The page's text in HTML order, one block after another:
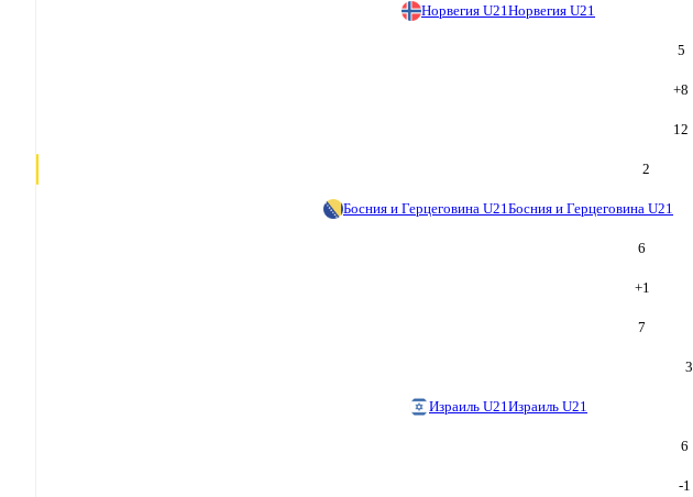
Норвегия U21 Норвегия U21
5
+8
12
2
Босния и Герцеговина U21 Босния и Герцеговина U21
6
+1
7
3
Израиль U21 Израиль U21
6
-1